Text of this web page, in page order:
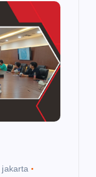
jakarta